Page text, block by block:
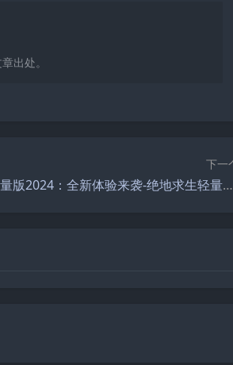
出处。
下一
绝地求生轻量版2024：全新体验来袭-绝地求生轻量版2024游戏评测与玩法解析